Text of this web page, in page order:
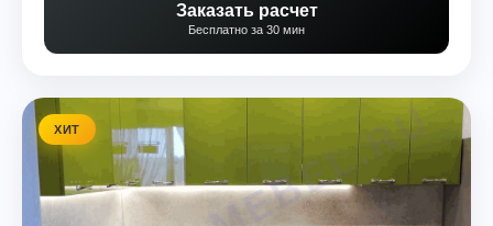
Заказать расчет
Бесплатно за 30 мин
ХИТ